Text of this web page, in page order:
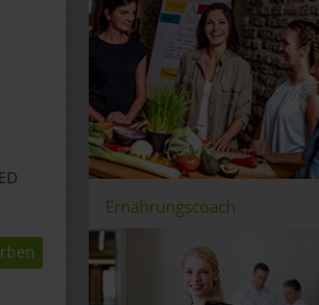
Ernährungscoach